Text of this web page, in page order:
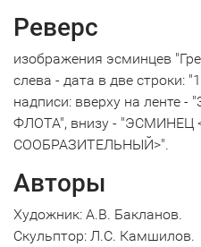
Реверс
изображения эсминцев
слева - дата в две строки:
надписи: вверху на ленте
ФЛОТА", внизу -
СООБРАЗИТЕЛЬНЫЙ>".
Авторы
Художник: А.В. Бакланов.
Скульптор: Л.С. Камшилов.